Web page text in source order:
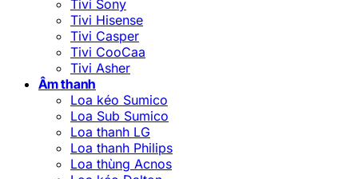
Tivi Sony
Tivi Hisense
Tivi Casper
Tivi CooCaa
Tivi Asher
Âm thanh
Loa kéo Sumico
Loa Sub Sumico
Loa thanh LG
Loa thanh Philips
Loa thùng Acnos